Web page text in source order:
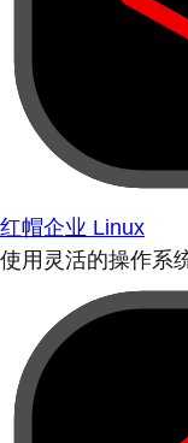
红帽企业 Linux
使用灵活的操作系